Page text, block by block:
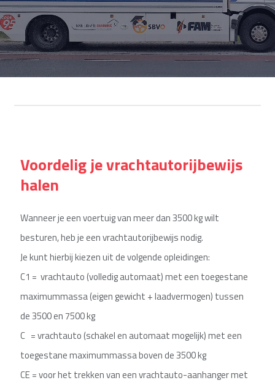
Voordelig je vrachtautorijbewijs
halen
Wanneer je een voertuig van meer dan 3500 kg wilt
besturen, heb je een vrachtautorijbewijs nodig.
Je kunt hierbij kiezen uit de volgende opleidingen:
C1 = vrachtauto (volledig automaat) met een toegestane
maximummassa (eigen gewicht + laadvermogen) tussen
de 3500 en 7500 kg
C = vrachtauto (schakel en automaat mogelijk) met een
toegestane maximummassa boven de 3500 kg
CE = voor het trekken van een vrachtauto-aanhanger met